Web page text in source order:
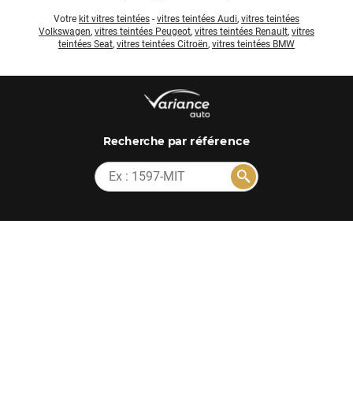
Votre kit vitres teintées - vitres teintées Audi, vitres teintées
Volkswagen, vitres teintées Peugeot, vitres teintées Renault, vitres
teintées Seat, vitres teintées Citroën, vitres teintées BMW
Recherchepar référence